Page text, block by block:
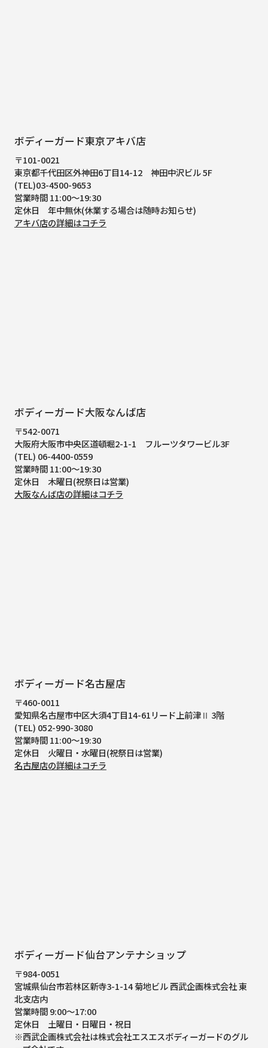
ボディーガード東京アキバ店
〒101-0021
東京都千代田区外神田6丁目14-12 神田中沢ビル 5F
(TEL)03-4500-9653
営業時間 11:00～19:30
定休日 年中無休(休業する場合は随時お知らせ)
アキバ店の詳細はコチラ
ボディーガード大阪なんば店
〒542-0071
大阪府大阪市中央区道頓堀2-1-1
フルーツタワービル3F
(TEL) 06-4400-0559
営業時間 11:00～19:30
定休日 木曜日(祝祭日は営業)
大阪なんば店の詳細はコチラ
ボディーガード名古屋店
〒460-0011
愛知県名古屋市中区大須4丁目14-61リード上前津Ⅱ 3階
(TEL) 052-990-3080
営業時間 11:00～19:30
定休日 火曜日・水曜日(祝祭日は営業)
名古屋店の詳細はコチラ
ボディーガード仙台アンテナショップ
〒984-0051
宮城県仙台市若林区新寺3-1-14 菊地ビル 西武企画株式会社 東
北支店内
営業時間 9:00～17:00
定休日 土曜日・日曜日・祝日
※西武企画株式会社は株式会社エスエスボディーガードのグル